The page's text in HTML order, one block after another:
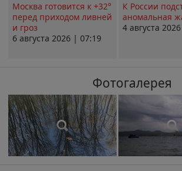
Москва готовится к +32°
перед приходом ливней
и гроз
6 августа 2026 | 07:19
К России
аномальная
4 августа
Фотогалерея